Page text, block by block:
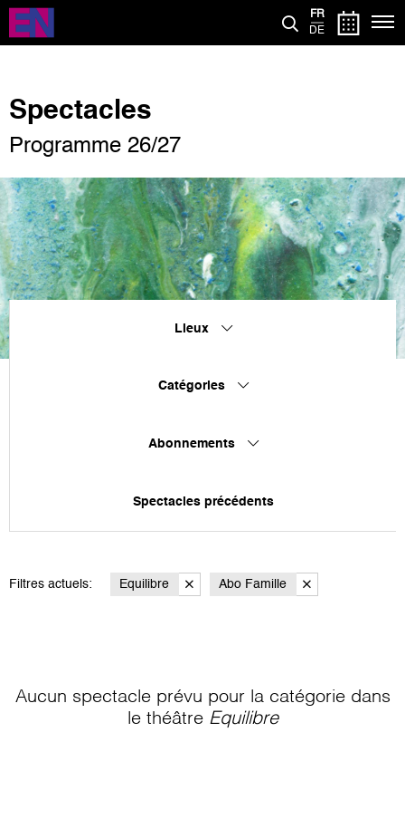
Aller
contenu
FR
DE
Spectacles
Programme 26/27
Lieux
Catégories
Abonnements
Spectacles précédents
Filtres actuels: Equilibre Abo Famille
Aucun spectacle prévu pour la catégorie dans
le théâtre Equilibre